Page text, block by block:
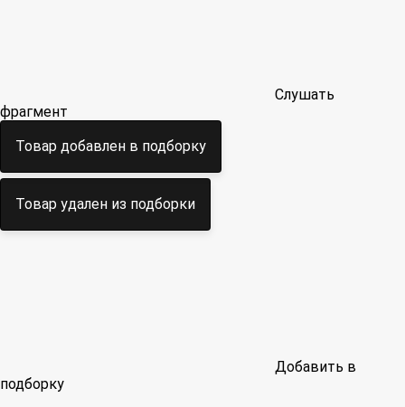
Слушать
фрагмент
Товар добавлен в подборку
Товар удален из подборки
Добавить в
подборку